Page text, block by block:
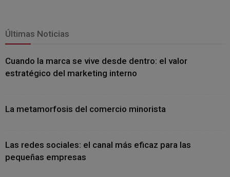
Últimas Noticias
Cuando la marca se vive desde dentro: el valor
estratégico del marketing interno
La metamorfosis del comercio minorista
Las redes sociales: el canal más eficaz para las
pequeñas empresas